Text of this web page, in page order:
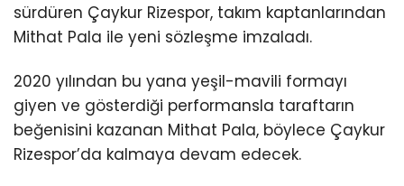
sürdüren Çaykur Rizespor, takım kaptanlarından
Mithat Pala ile yeni sözleşme imzaladı.
2020 yılından bu yana yeşil-mavili formayı
giyen ve gösterdiği performansla taraftarın
beğenisini kazanan Mithat Pala, böylece Çaykur
Rizespor’da kalmaya devam edecek.